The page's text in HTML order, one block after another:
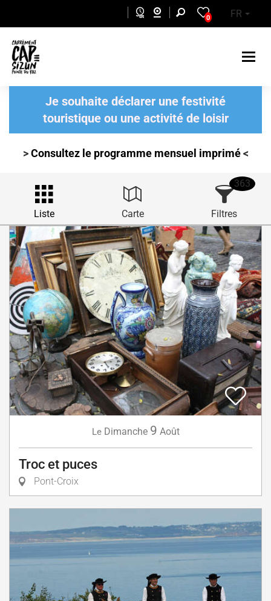
0 FR
Je souhaite déclarer une festivité
touristique ou une activité de loisir
>Consultez le programme mensuel imprimé<
Liste Carte Filtres
363
Le Dimanche 9 Août
Troc et puces
Pont-Croix